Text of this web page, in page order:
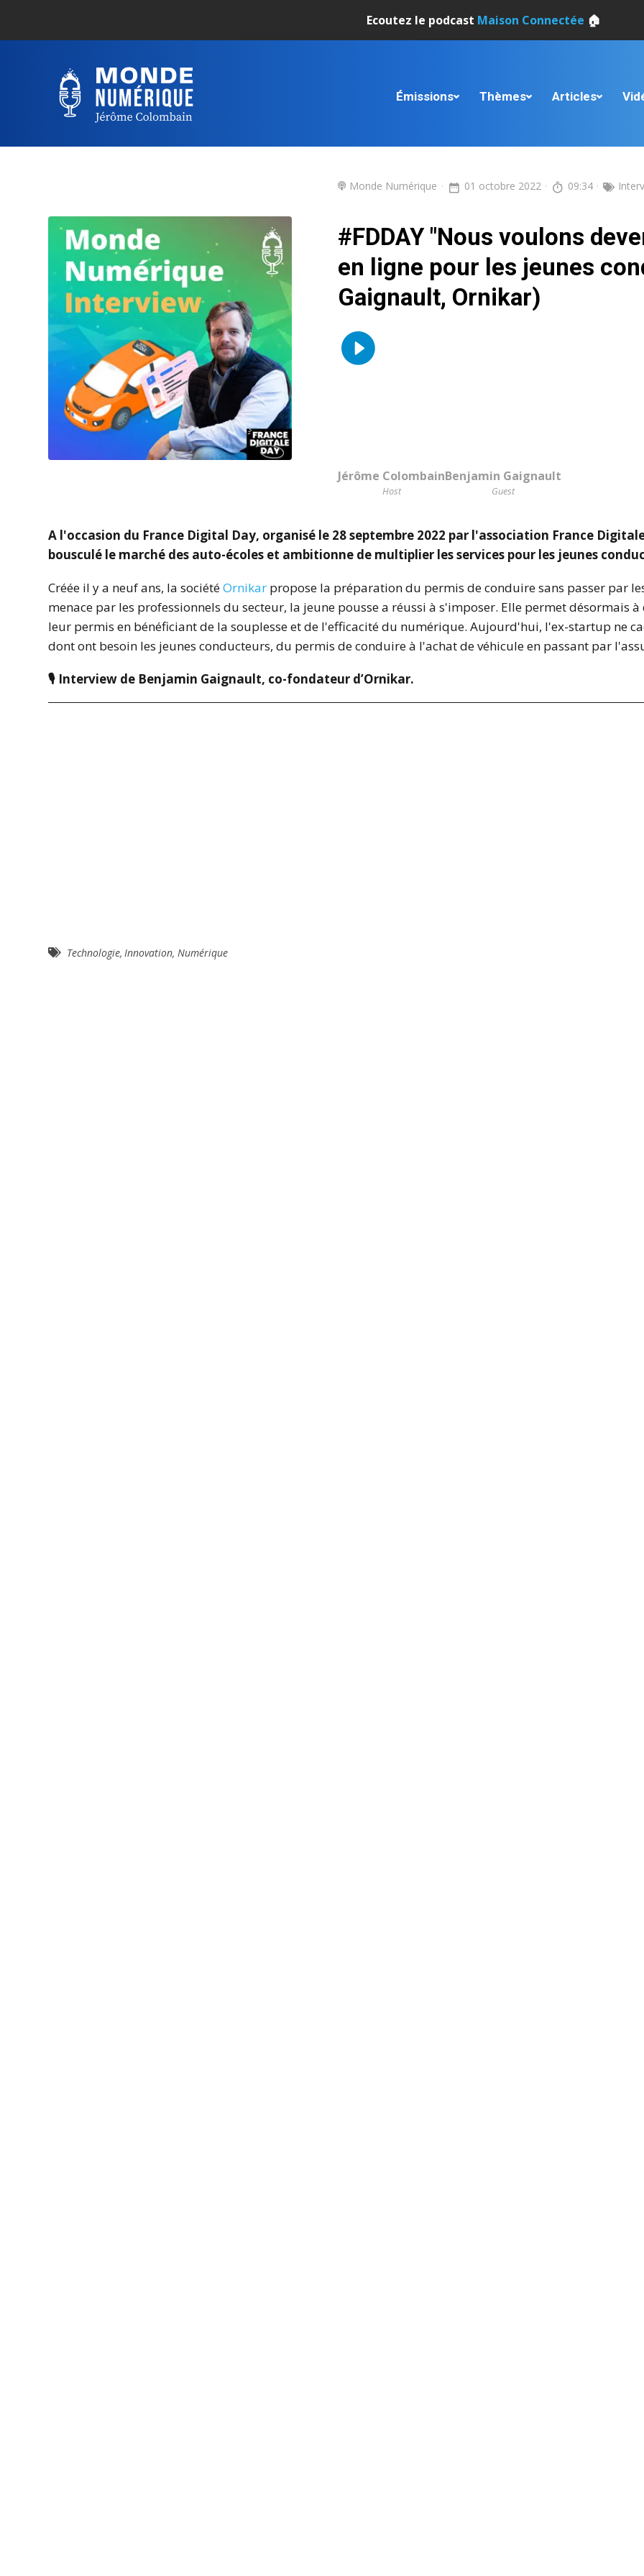
Ecoutez le podcast Maison Connectée 🏠
Émissions Thèmes Articles
Monde Numérique 01 octobre 2022 09:34
#FDDAY "Nous voulons
en ligne pour les jeunes
Gaignault, Ornikar)
Jérôme Colombain
Host
Benjamin Gaignault
Guest
A l'occasion du France Digital Day, organisé le 28 septembre 2022 par l'association France
bousculé le marché des auto-écoles et ambitionne de multiplier les services pour les jeunes
Créée il y a neuf ans, la sociétéOrnikar propose la préparation du permis de conduire sans passer par
menace par les professionnels du secteur, la jeune pousse a réussi à s'imposer. Elle permet désormais
leur permis en bénéficiant de la souplesse et de l'efficacité du numérique. Aujourd'hui, l'ex-startup ne
dont ont besoin les jeunes conducteurs, du permis de conduire à l'achat de véhicule en passant par
🎙 Interview de Benjamin Gaignault, co-fondateur d’Ornikar.
Technologie, Innovation, Numérique